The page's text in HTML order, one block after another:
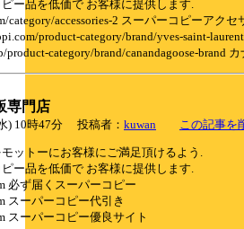
ー品を低価で お客様に提供します.
category/accessories-2 スーパーコピーアクセ
product-category/brand/yves-saint-
product-category/brand/canandagoose-brand
専門店
) 10時47分 投稿者： kuwan この記事を
ットーにお客様にご満足頂けるよう.
ー品を低価で お客様に提供します.
必ず届くスーパーコピー
スーパーコピー代引き
スーパーコピー優良サイト